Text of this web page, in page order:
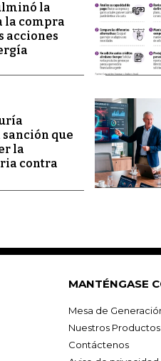
la
la compra
acciones
que
la
contra
MANTÉNGASE
Mesa de
Nuestros Productos
Contáctenos